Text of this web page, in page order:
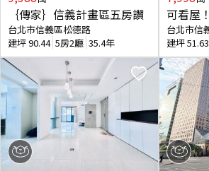
｛傳家｝信義計畫區五房讚
台北市信義區松德路
建坪90.44 5房2廳 35.4年
可看屋
台北市信
建坪51.63